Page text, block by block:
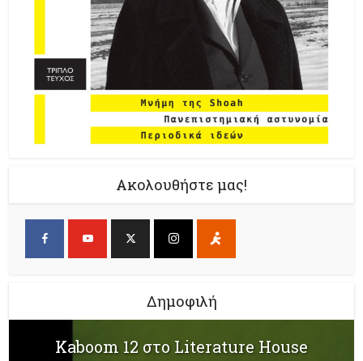
Ακολουθήστε μας!
Δημοφιλή
Kaboom 12 στο Literature House